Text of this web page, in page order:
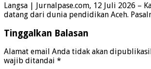
Langsa | Jurnalpase.com, 12 Juli 2026 –
datang dari dunia pendidikan Aceh.
Tinggalkan Balasan
Alamat email Anda tidak akan
wajib ditandai *